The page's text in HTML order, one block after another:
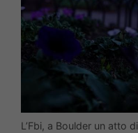
L’Fbi, a Boulder un atto